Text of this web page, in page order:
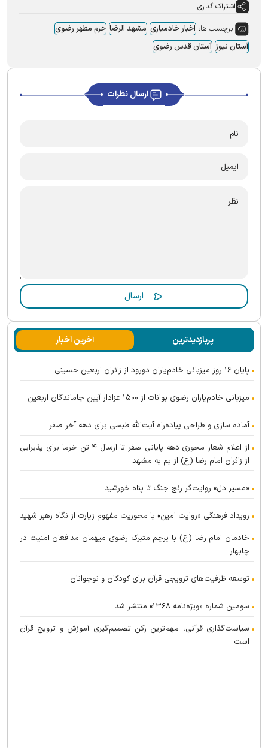
اشتراک گذاری
برچسب ها: اخبار خادمیاری مشهد الرضا حرم مطهر رضوی
آستان نیوز آستان قدس رضوی
ارسال نظرات
پربازدیدترین آخرین اخبار
پایان ۱۶ روز میزبانی خادم‌یاران دورود از زائران اربعین حسینی
میزبانی خادم‌یاران رضوی بوانات از ۱۵۰۰ عزادار آیین جاماندگان اربعین
آماده سازی و طراحی پیاده‌راه آیت‌الله طبسی برای دهه آخر صفر
از اعلام شعار محوری دهه پایانی صفر تا ارسال ۴ تن خرما برای پذیرایی
از زائران امام رضا (ع) از بم به مشهد
«مسیر دل» روایت‌گر رنج جنگ تا پناه خورشید
رویداد فرهنگی «روایت امین» با محوریت مفهوم زیارت از نگاه رهبر شهید
خادمان امام رضا (ع) با پرچم متبرک رضوی میهمان مدافعان امنیت در
چابهار
توسعه ظرفیت‌های ترویجی قرآن برای کودکان و نوجوانان
سومین شماره «ویژه‌نامه ۱۳۶۸» منتشر شد
سیاست‌گذاری قرآنی، مهم‌ترین رکن تصمیم‌گیری آموزش و ترویج قرآن
است